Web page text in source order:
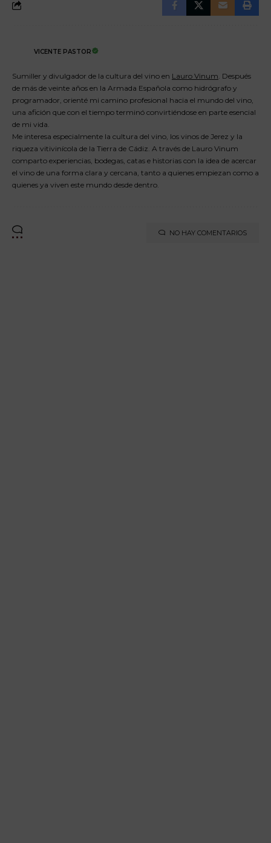
VICENTE PASTOR
Sumiller y divulgador de la cultura del vino en Lauro Vinum . Después
de más de veinte años en la Armada Española como hidrógrafo y
programador, orienté mi camino profesional hacia el mundo del vino,
una afición que con el tiempo terminó convirtiéndose en parte esencial
de mi vida.
Me interesa especialmente la cultura del vino, los vinos de Jerez y la
riqueza vitivinícola de la Tierra de Cádiz. A través de Lauro Vinum
comparto experiencias, bodegas, catas e historias con la idea de acercar
el vino de una forma clara y cercana, tanto a quienes empiezan como a
quienes ya viven este mundo desde dentro.
NO HAY COMENTARIOS